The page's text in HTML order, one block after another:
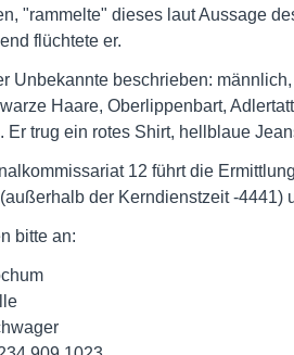
"rammelte" dieses laut Aussage
flüchtete er.
Unbekannte beschrieben:
Haare, Oberlippenbart,
Er trug ein rotes Shirt, hellblaue
12 führt die
der Kerndienstzeit -4441)
bitte an: